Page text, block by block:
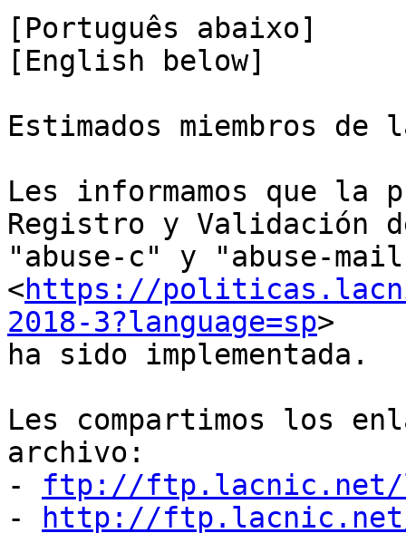
[Português abaixo]
[English below]
Estimados miembros
Les informamos que la
Registro y Validación
"abuse-c" y "abuse-
<https://
2018-3?language=sp>
ha sido implementada.
Les compartimos los
archivo:
- ftp://ftp.lacnic.net/
-
http://